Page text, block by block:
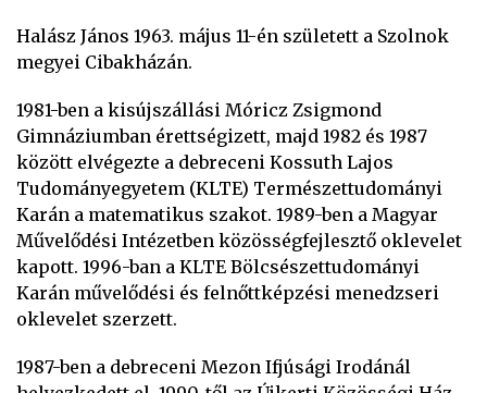
Halász János 1963. május 11-én született a Szolnok
megyei Cibakházán.
1981-ben a kisújszállási Móricz Zsigmond
Gimnáziumban érettségizett, majd 1982 és 1987
között elvégezte a debreceni Kossuth Lajos
Tudományegyetem (KLTE) Természettudományi
Karán a matematikus szakot. 1989-ben a Magyar
Művelődési Intézetben közösségfejlesztő oklevelet
kapott. 1996-ban a KLTE Bölcsészettudományi
Karán művelődési és felnőttképzési menedzseri
oklevelet szerzett.
1987-ben a debreceni Mezon Ifjúsági Irodánál